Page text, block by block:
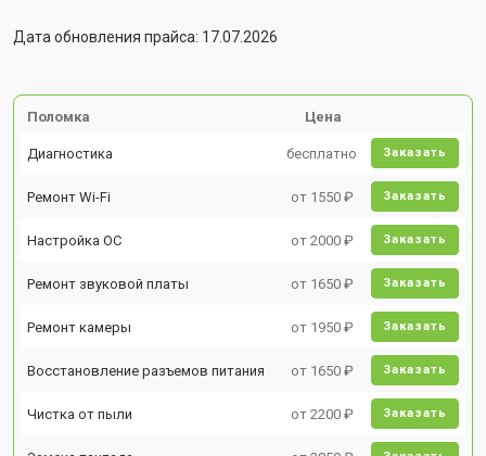
Дата обновления прайса: 17.07.2026
Поломка Цена
Диагностика бесплатно Заказать
Ремонт Wi-Fi от 1550 ₽ Заказать
Настройка ОС от 2000 ₽ Заказать
Ремонт звуковой платы от 1650 ₽ Заказать
Ремонт камеры от 1950 ₽ Заказать
Восстановление разъемов питания от 1650 ₽ Заказать
Чистка от пыли от 2200 ₽ Заказать